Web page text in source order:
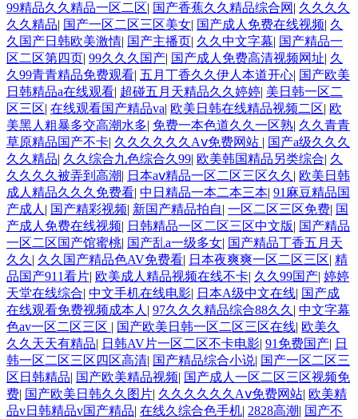
99精品久久精品一区二区| 国产香蕉久久精品综合网 | 久久久久
久久精品| 国产一区二区三区美女| 国产成人免费在线视频| 久
久国产日韩欧美激情| 国产主播页| 久久中文字幕| 国产精品一
区二区第四页| 99久久久国产| 国产成人免费高清视频网址| 久
久99青青精品免费观看| 五月丁香久久伊人本道开心| 国产欧美
日韩精品a在线观看| 超碰五月天精品久久婷婷| 美日韩一区二
区三区| 在线观看国产精品va| 欧美日韩在线精品视频二区| 欧
美黑人粗暴多交高潮水多| 免费一本色道久久一区熟| 久久青青
草原精品国产不卡| 久久久久久久Aⅴ免费网站 | 国产a级久久久
久久精品| 久久综合九色综合久99| 欧美韩国精品另类综合| 久
久久久久被弄到高潮| 日本aⅴ精品一区二区三区久久 | 欧美日韩
成人精品久久久免费看| 中日精品一本二本三本| 91麻豆精品国
产成人 | 国产精彩视频| 新国产精品拍自| 一区二区三区免费| 国
产成人免费在线视频| 日韩精品一区二区三区中文版| 国产精品
一区二区国产馆蜜桃| 国产乱a一级多女| 国产精品丁香五月天
久久 | 久久国产精品色AV免费看| 日本夜爽爽一区二区三区| 精
品国产911看片| 欧美成人精品视频在线不卡| 久久99国产| 婷婷
天堂在线综合| 中文手机在线电影| 日本A级中文在线| 国产成
在线观看免费视频成本人 | 97久久久精品综合88久久 | 中文字幕
色av一区二区三区 | 国产欧美日韩一区二区三区在线| 欧美久
久久天天有精品| 日韩AV片一区二区不卡电影| 91免费国产| 日
韩一区二区三区四区高清| 国产精品综合小说| 国产一区二区三
区日韩精品| 国产欧美精品视频| 国产成人一区二区三区视频免
费| 国产欧美日韩久久图片| 久久久久久久Aⅴ免费网站| 欧美精
品v日韩精品v国产精品| 在线久综合色手机| 2828高潮| 国产不